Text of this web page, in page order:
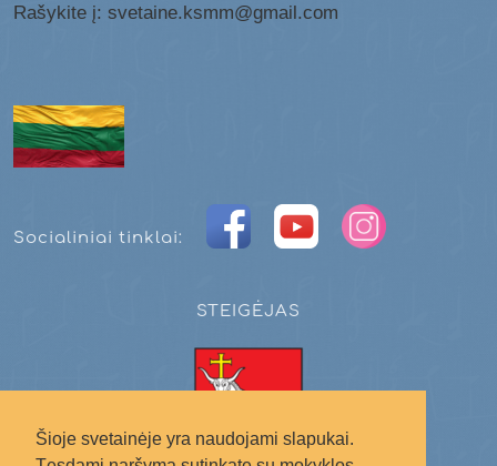
Šioje svetainėje yra naudojami slapukai.
Rašykite į: svetaine.ksmm@gmail.com
Socialiniai tinklai:
STEIGĖJAS